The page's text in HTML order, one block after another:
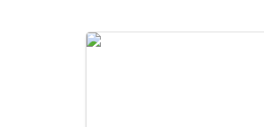
Gestor de Cursos |